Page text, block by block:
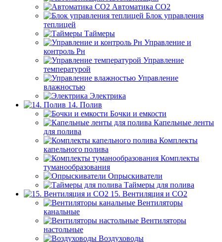
Автоматика СО2
Блок управления
теплицей
Таймеры
Управление и
контроль Рн
Управление
температурой
Управление
влажностью
Электрика
14. Полив
Бочки и емкости
Капельные ленты
для полива
Комплекты
капельного полива
Комплекты
туманообразования
Опрыскиватели
Таймеры для полива
15. Вентиляция и CO2
Вентиляторы
канальные
Вентиляторы
настольные
Воздуховоды